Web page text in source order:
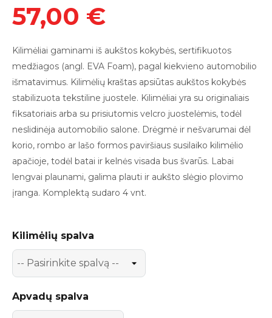
57,00 €
Kilimėliai gaminami iš aukštos kokybės, sertifikuotos
medžiagos (angl. EVA Foam), pagal kiekvieno automobilio
išmatavimus. Kilimėlių kraštas apsiūtas aukštos kokybės
stabilizuota tekstiline juostele. Kilimėliai yra su originaliais
fiksatoriais arba su prisiutomis velcro juostelėmis, todėl
neslidinėja automobilio salone. Drėgmė ir nešvarumai dėl
korio, rombo ar lašo formos paviršiaus susilaiko kilimėlio
apačioje, todėl batai ir kelnės visada bus švarūs. Labai
lengvai plaunami, galima plauti ir aukšto slėgio plovimo
įranga. Komplektą sudaro 4 vnt.
Kilimėlių spalva
Apvadų spalva